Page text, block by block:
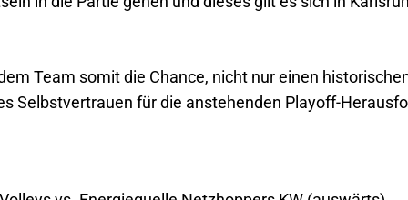
Team somit die Chance, nicht nur einen
Selbstvertrauen für die anstehenden Playoff-